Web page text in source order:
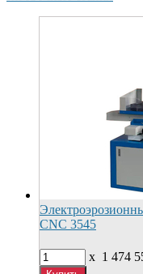
CNC 3545
x 1 474